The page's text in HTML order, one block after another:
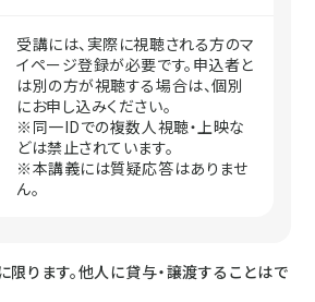
受講には、実際に視聴される方のマ
イページ登録が必要です。申込者と
は別の方が視聴する場合は、個別
にお申し込みください。
※同一IDでの複数人視聴・上映な
どは禁止されています。
※本講義には質疑応答はありませ
ん。
ります。他人に貸与・譲渡することはで